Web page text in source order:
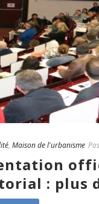
, Maison de l'urbanisme
: plus